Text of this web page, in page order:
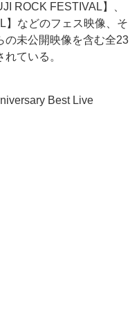
ROCK FESTIVAL】、
】などのフェス映像、そ
の未公開映像を含む全23
ている。
Best Live